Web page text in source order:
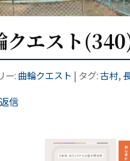
クエスト
ー: 曲輪クエスト | タグ:古村,
信